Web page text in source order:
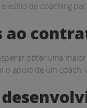
estilo de coaching
ao
obter uma
o apoio de um